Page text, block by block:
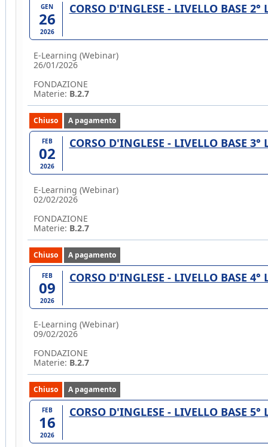
GEN
26
2026
CORSO D'INGLESE - LIVELLO BASE 2°
E-Learning (Webinar)
26/01/2026
FONDAZIONE
Materie: B.2.7
Chiuso A pagamento
FEB
02
2026
CORSO D'INGLESE - LIVELLO BASE 3°
E-Learning (Webinar)
02/02/2026
FONDAZIONE
Materie: B.2.7
Chiuso A pagamento
FEB
09
2026
CORSO D'INGLESE - LIVELLO BASE 4°
E-Learning (Webinar)
09/02/2026
FONDAZIONE
Materie: B.2.7
Chiuso A pagamento
FEB
16
2026
CORSO D'INGLESE - LIVELLO BASE 5°